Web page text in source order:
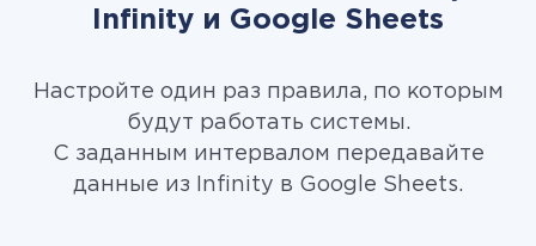
Infinity и Google Sheets
Настройте один раз правила, по которым
будут работать системы.
С заданным интервалом передавайте
данные из Infinity в Google Sheets.